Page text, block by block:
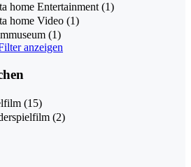
home Entertainment (1)
home Video (1)
(1)
anzeigen
(15)
(2)